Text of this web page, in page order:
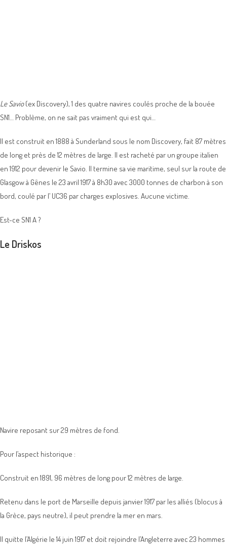
Le Savio(ex Discovery), 1 des quatre navires coulés proche de la bouée
SN1… Problème, on ne sait pas vraiment qui est qui…
Il est construit en 1888 à Sunderland sous le nom Discovery, fait 87 mètres
de long et près de 12 mètres de large. Il est racheté par un groupe italien
en 1912 pour devenir le Savio. Il termine sa vie maritime, seul sur la route de
Glasgow à Gênes le 23 avril 1917 à 8h30 avec 3000 tonnes de charbon à son
bord, coulé par l’ UC36 par charges explosives. Aucune victime.
Est-ce SN1 A ?
Le Driskos
Navire reposant sur 29 mètres de fond.
Pour l’aspect historique :
Construit en 1891, 96 mètres de long pour 12 mètres de large.
Retenu dans le port de Marseille depuis janvier 1917 par les alliés (blocus à
la Grèce, pays neutre), il peut prendre la mer en mars.
Il quitte l’Algérie le 14 juin 1917 et doit rejoindre l’Angleterre avec 23 hommes